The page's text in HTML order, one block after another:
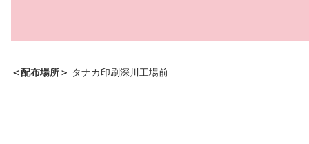
＜配布場所＞ タナカ印刷深川工場前